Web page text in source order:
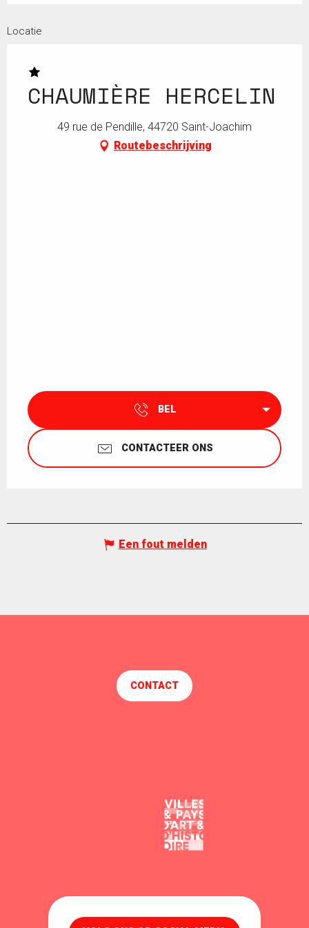
Locatie
CHAUMIÈRE HERCELIN
49 rue de Pendille, 44720 Saint-Joachim
Routebeschrijving
BEL
CONTACTEER ONS
Een fout melden
CONTACT